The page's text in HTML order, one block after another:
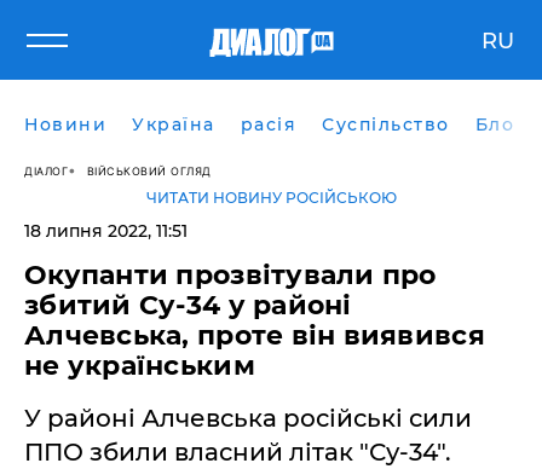
RU
Новини Україна расія Суспільство Блоги
ДІАЛОГ ВІЙСЬКОВИЙ ОГЛЯД
ЧИТАТИ НОВИНУ РОСІЙСЬКОЮ
18 липня 2022, 11:51
Окупанти прозвітували про
збитий Су-34 у районі
Алчевська, проте він виявився
не українським
У районі Алчевська російські сили
ППО збили власний літак "Су-34".